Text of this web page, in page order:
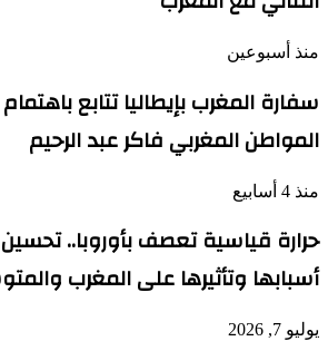
منذ أسبوعين
سفارة المغرب بإيطاليا تتابع
المواطن المغربي فاكر عبد الرحيم
منذ 4 أسابيع
حرارة قياسية تعصف بأوروبا..
أسبابها وتأثيرها على المغرب
يوليو 7, 2026